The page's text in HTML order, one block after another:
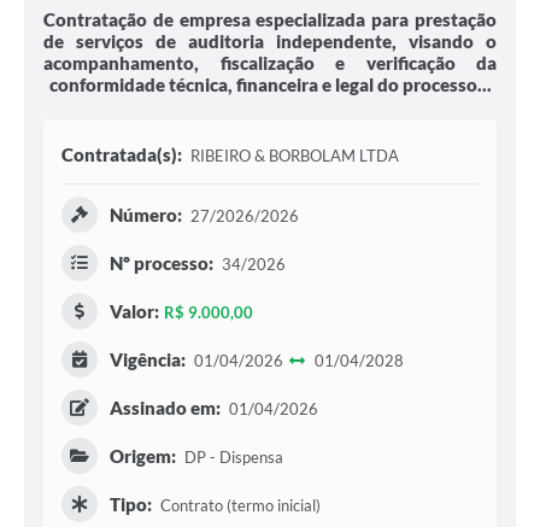
Contratação de empresa especializada para prestação
de serviços de auditoria independente, visando o
acompanhamento, fiscalização e verificação da
conformidade técnica, financeira e legal do processo...
Contratada(s): RIBEIRO & BORBOLAM LTDA
Número: 27/2026/2026
Nº processo: 34/2026
Valor: R$ 9.000,00
Vigência: 01/04/2026 01/04/2028
Assinado em: 01/04/2026
Origem: DP - Dispensa
Tipo: Contrato (termo inicial)